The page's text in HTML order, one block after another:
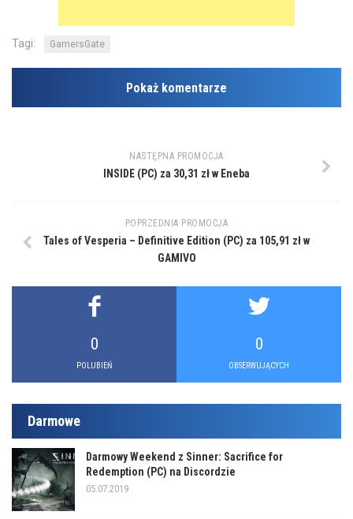
Tagi: GamersGate
Pokaż komentarze
NASTĘPNA PROMOCJA
INSIDE (PC) za 30,31 zł w Eneba
POPRZEDNIA PROMOCJA
Tales of Vesperia – Definitive Edition (PC) za 105,91 zł w
GAMIVO
0
POLUBIEŃ
0
OBSERWUJĄCYCH
Darmowe
Darmowy Weekend z Sinner: Sacrifice for
Redemption (PC) na Discordzie
05.07.2019